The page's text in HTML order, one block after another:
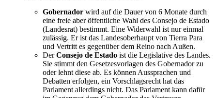
Gobernador wird auf die Dauer von 6 Monate durch
eine freie aber öffentliche Wahl des Consejo de Estado
(Landesrat) bestimmt. Eine Widerwahl ist nur einmal
zulässig. Er ist das Landesoberhaupt von Tierra Para
und Vertritt es gegenüber dem Reino nach Außen.
DerConsejo de Estado ist die Legislative des Landes.
Sie stimmt den Gesetzesvorlagen des Gobernador zu
oder lehnt diese ab. Es können Aussprachen und
Debatten erfolgen, ein Vorschlagsrecht hat das
Parlament allerdings nicht. Das Parlament kann dafür